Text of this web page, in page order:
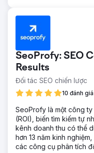
SeoProfy: SEO
Results
Đối tác SEO chiến lược
10 đánh giá
SeoProfy là một công
(ROI), biến tìm kiếm tự
kênh doanh thu có thể
hơn 13 năm kinh
các công cụ phân tích